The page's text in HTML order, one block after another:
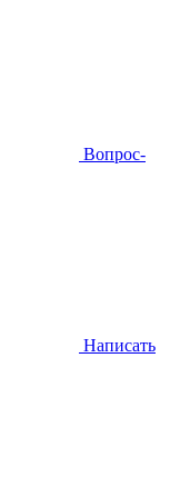
Вопрос-
Написать